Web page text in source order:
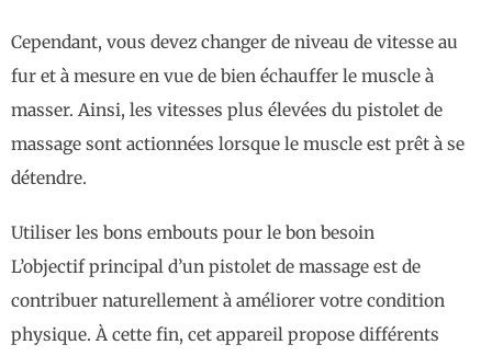
Cependant, vous devez changer de niveau de vitesse au
fur et à mesure en vue de bien échauffer le muscle à
masser. Ainsi, les vitesses plus élevées du pistolet de
massage sont actionnées lorsque le muscle est prêt à se
détendre.
Utiliser les bons embouts pour le bon besoin
L’objectif principal d’un pistolet de massage est de
contribuer naturellement à améliorer votre condition
physique. À cette fin, cet appareil propose différents